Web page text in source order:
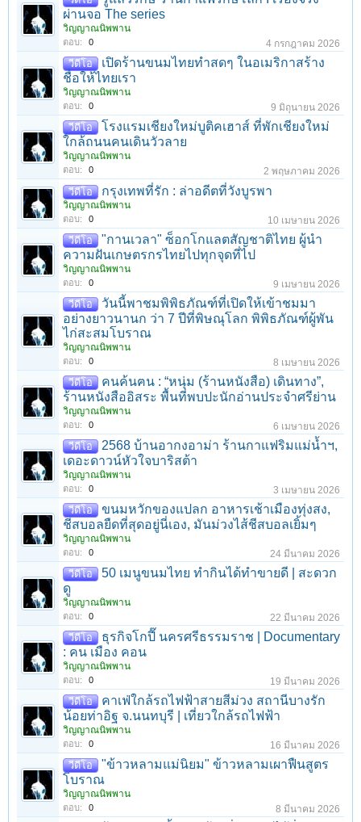
ผ่านจอ The series
วิญญาณนิพพาน
ตอบ: 0 4 กรกฎาคม 2026
วีดีโอ
เปิดร้านขนมไทยทำสดๆ ในอเมริกาสร้าง
ชื่อให้ไทยเรา
วิญญาณนิพพาน
ตอบ: 0 9 มิถุนายน 2026
วีดีโอ
โรงแรมเชียงใหม่บูติคเฮาส์ ที่พักเชียงใหม่
ใกล้ถนนคนเดินวัวลาย
วิญญาณนิพพาน
ตอบ: 0 2 พฤษภาคม 2026
วีดีโอ กรุงเทพที่รัก : ล่าอดีตที่วังบูรพา
วิญญาณนิพพาน
ตอบ: 0 10 เมษายน 2026
วีดีโอ
"กานเวลา" ซ็อกโกแลตสัญชาติไทย ผู้นำ
ความฝันเกษตรกรไทยไปทุกจุดที่ไป
วิญญาณนิพพาน
ตอบ: 0 9 เมษายน 2026
วีดีโอ
วันนี้พาชมพิพิธภัณฑ์ที่เปิดให้เข้าชมมา
อย่างยาวนานก ว่า 7 ปีที่พิษณุโลก พิพิธภัณฑ์ผู้พัน
ไก่สะสมโบราณ
วิญญาณนิพพาน
ตอบ: 0 8 เมษายน 2026
วีดีโอ
คนค้นฅน : “หนุ่ม (ร้านหนังสือ) เดินทาง”,
ร้านหนังสืออิสระ พื้นที่พบปะนักอ่านประจำศรีย่าน
วิญญาณนิพพาน
ตอบ: 0 6 เมษายน 2026
วีดีโอ
2568 บ้านอากงอาม่า ร้านกาแฟริมแม่น้ำฯ,
เดอะดาวน์หัวใจบาริสต้า
วิญญาณนิพพาน
ตอบ: 0 3 เมษายน 2026
วีดีโอ
ขนมหวักของแปลก อาหารเช้าเมืองทุ่งสง,
ชีสบอลยืดที่สุดอยู่นี่เอง, มันม่วงไส้ชีสบอลเยิ้มๆ
วิญญาณนิพพาน
ตอบ: 0 24 มีนาคม 2026
วีดีโอ
50 เมนูขนมไทย ทำกินได้ทำขายดี | สะดวก
ดู
วิญญาณนิพพาน
ตอบ: 0 22 มีนาคม 2026
วีดีโอ
ธุรกิจโกปี๊ นครศรีธรรมราช | Documentary
: คน เมือง คอน
วิญญาณนิพพาน
ตอบ: 0 19 มีนาคม 2026
วีดีโอ
คาเฟ่ใกล้รถไฟฟ้าสายสีม่วง สถานีบางรัก
น้อยท่าอิฐ จ.นนทบุรี | เที่ยวใกล้รถไฟฟ้า
วิญญาณนิพพาน
ตอบ: 0 16 มีนาคม 2026
วีดีโอ
"ข้าวหลามแม่นิยม" ข้าวหลามเผาฟืนสูตร
โบราณ
วิญญาณนิพพาน
ตอบ: 0 8 มีนาคม 2026